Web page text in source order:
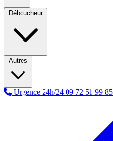
Déboucheur
Autres
Urgence 24h/24 09 72 51 99 85